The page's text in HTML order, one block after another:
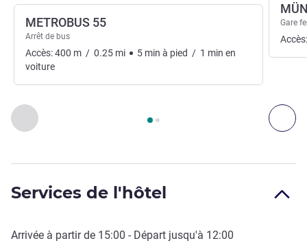
Précédent - Accès & Transport
Page , Accès & Transport 1 :, Accès & Transport 2 :
METROBUS 55
Arrêt de bus
Accès:400 m / 0.25 mi 5 min à pied / 1 min en
voiture
Gare
Services de l'hôtel
Arrivée à partir de 15:00 - Départ jusqu'à 12:00